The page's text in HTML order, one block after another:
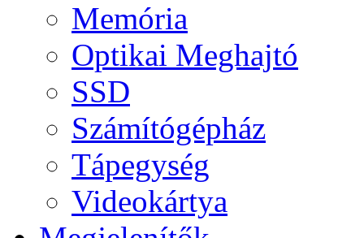
Memória
Optikai Meghajtó
SSD
Számítógépház
Tápegység
Videokártya